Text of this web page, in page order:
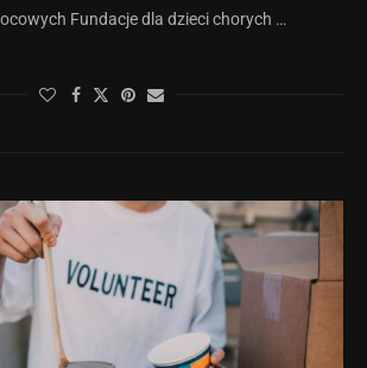
Fundacje dla dzieci chorych …